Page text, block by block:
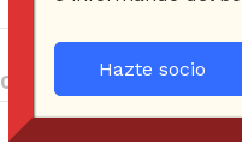
VER EN EL MUNDIAL
Hazte socio